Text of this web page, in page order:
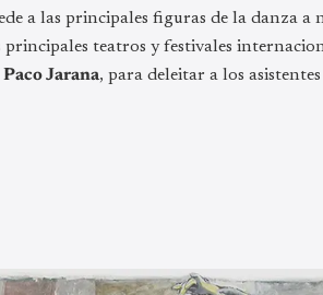
a las principales figuras de la danza
teatros y festivales
Paco Jarana, para deleitar a los